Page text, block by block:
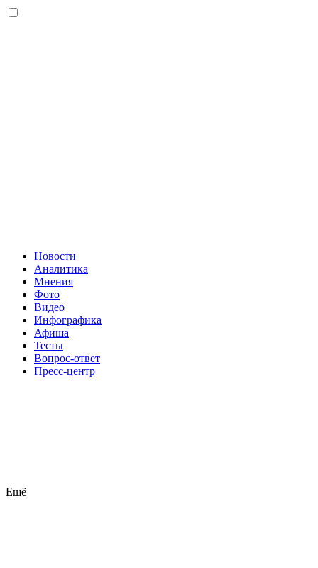
Новости
Аналитика
Мнения
Фото
Видео
Инфографика
Афиша
Тесты
Вопрос-ответ
Пресс-центр
Ещё